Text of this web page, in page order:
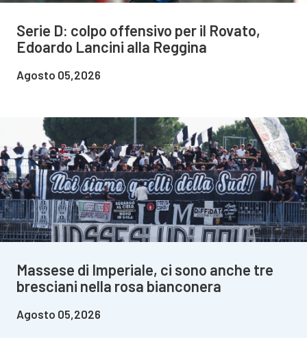
Serie D: colpo offensivo per il Rovato,
Edoardo Lancini alla Reggina
Agosto 05,2026
Massese di Imperiale, ci sono anche tre
bresciani nella rosa bianconera
Agosto 05,2026